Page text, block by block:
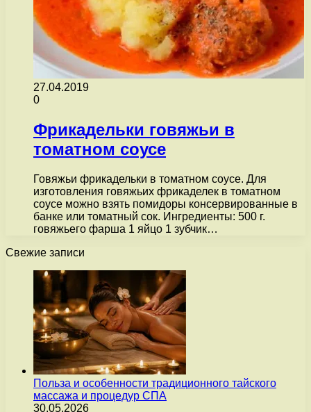
27.04.2019
0
Фрикадельки говяжьи в
томатном соусе
Говяжьи фрикадельки в томатном соусе. Для
изготовления говяжьих фрикаделек в томатном
соусе можно взять помидоры консервированные в
банке или томатный сок. Ингредиенты: 500 г.
говяжьего фарша 1 яйцо 1 зубчик…
Свежие записи
Польза и особенности традиционного тайского
массажа и процедур СПА
30.05.2026